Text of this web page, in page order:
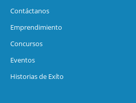
Contáctanos
Emprendimiento
Concursos
Eventos
Historias de Exíto